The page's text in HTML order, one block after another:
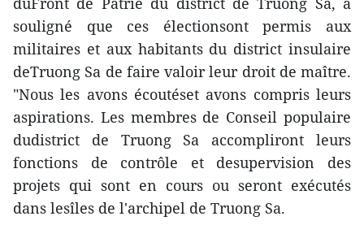
souligné que ces électionsont permis aux
militaires et aux habitants du district insulaire
deTruong Sa de faire valoir leur droit de maître.
"Nous les avons écoutéset avons compris leurs
aspirations. Les membres de Conseil populaire
dudistrict de Truong Sa accompliront leurs
fonctions de contrôle et desupervision des
projets qui sont en cours ou seront exécutés
dans lesîles de l'archipel de Truong Sa.